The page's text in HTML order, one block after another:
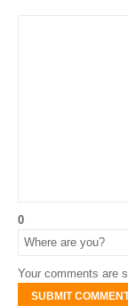
0
Your comments are
SUBMIT